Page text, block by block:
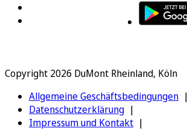
Copyright 2026 DuMont Rheinland, Köln
Allgemeine Geschäftsbedingungen
Datenschutzerklärung
Impressum und Kontakt